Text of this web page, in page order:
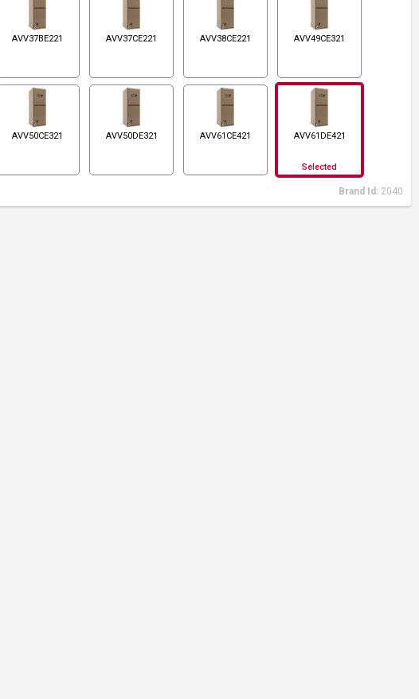
AVV37BE221 AVV37CE221 AVV38CE221 AVV49CE321
AVV50CE321 AVV50DE321 AVV61CE421 AVV61DE421
Selected
Brand Id: 2040